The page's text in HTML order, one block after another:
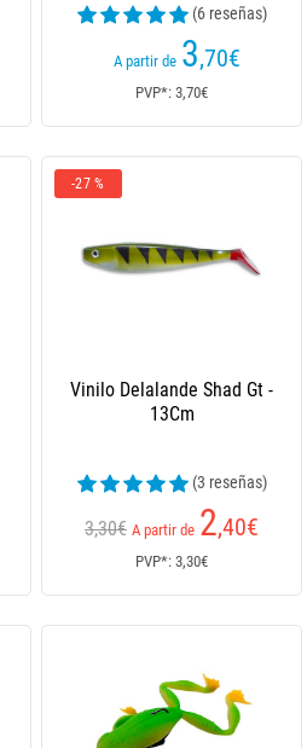
(6 reseñas)
A partir de 3,70€
PVP*: 3,70€
-27 %
Vinilo Delalande Shad Gt -
13Cm
(3 reseñas)
3,30€ A partir de 2,40€
PVP*: 3,30€